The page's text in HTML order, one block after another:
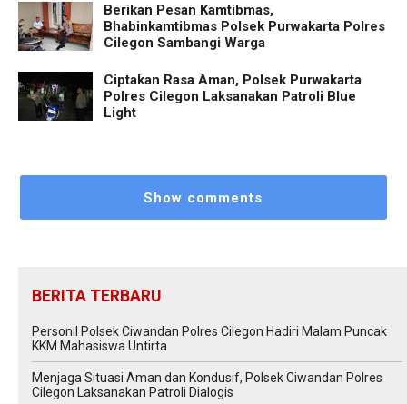
Berikan Pesan Kamtibmas,
Bhabinkamtibmas Polsek Purwakarta Polres
Cilegon Sambangi Warga
Ciptakan Rasa Aman, Polsek Purwakarta
Polres Cilegon Laksanakan Patroli Blue
Light
Show comments
BERITA TERBARU
Personil Polsek Ciwandan Polres Cilegon Hadiri Malam Puncak
KKM Mahasiswa Untirta
Menjaga Situasi Aman dan Kondusif, Polsek Ciwandan Polres
Cilegon Laksanakan Patroli Dialogis